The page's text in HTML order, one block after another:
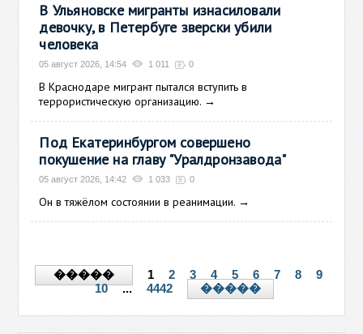
В Ульяновске мигранты изнасиловали
девочку, в Петербуге зверски убили
человека
05 август 2026, 14:54 1 011 0
В Краснодаре мигрант пытался вступить в
террористическую организацию. →
Под Екатеринбургом совершено
покушение на главу "Уралдронзавода"
05 август 2026, 14:42 1 033 0
Он в тяжёлом состоянии в реанимации. →
����� 1 2 3 4 5 6 7 8
9
10
... 4442 �����